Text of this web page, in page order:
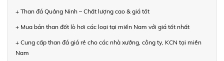
+ Than đá Quảng Ninh – Chất lượng cao & giá tốt
+ Mua bán than đốt lò hơi các loại tại miền Nam với giá tốt nhất
+ Cung cấp than đá giá rẻ cho các nhà xưởng, công ty, KCN tại miền
Nam